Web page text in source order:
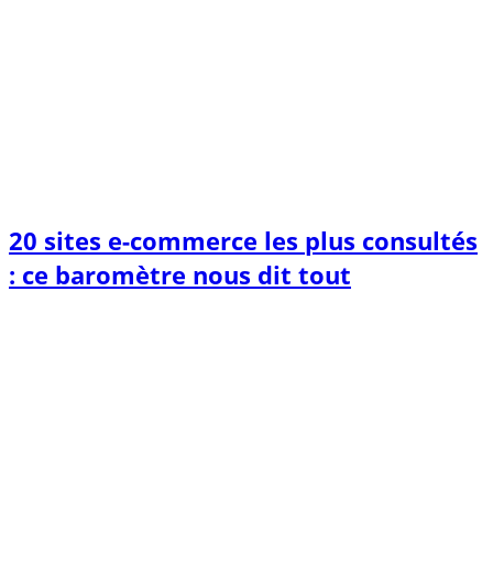
20 sites e-commerce les plus consultés
: ce baromètre nous dit tout